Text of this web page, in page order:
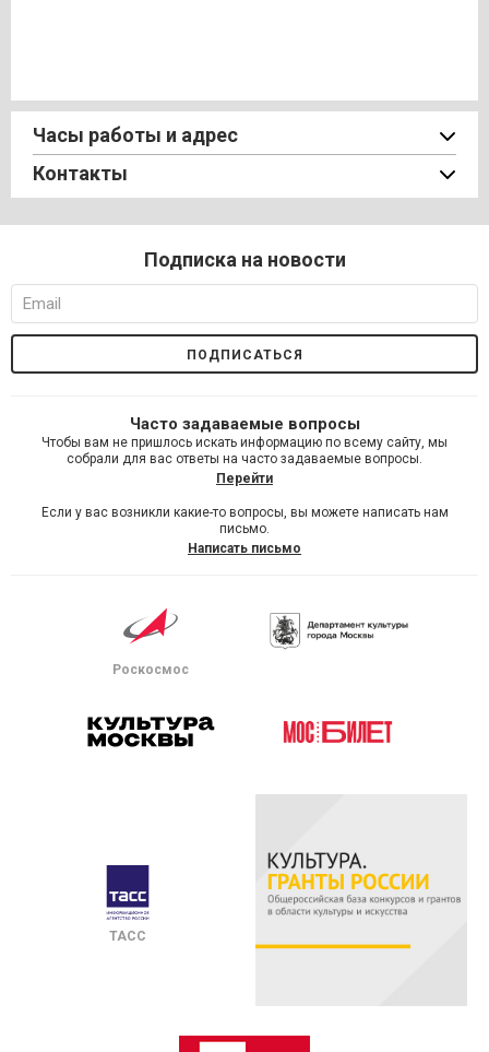
Часы работы и адрес
Контакты
Подписка на новости
Часто задаваемые вопросы
Чтобы вам не пришлось искать информацию по всему сайту, мы
собрали для вас ответы на часто задаваемые вопросы.
Перейти
Если у вас возникли какие-то вопросы, вы можете написать нам
письмо.
Написать письмо
Роскосмос
ТАСС